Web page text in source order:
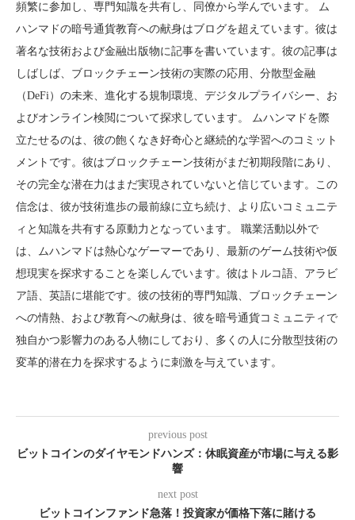
頻繁に参加し、専門知識を共有し、同僚から学んでいます。 ム
ハンマドの暗号通貨教育への献身はブログを超えています。彼は
著名な技術および金融出版物に記事を書いています。彼の記事は
しばしば、ブロックチェーン技術の実際の応用、分散型金融
（DeFi）の未来、進化する規制環境、デジタルプライバシー、お
よびオンライン検閲について探求しています。 ムハンマドを際
立たせるのは、彼の飽くなき好奇心と継続的な学習へのコミット
メントです。彼はブロックチェーン技術がまだ初期段階にあり、
その完全な潜在力はまだ実現されていないと信じています。この
信念は、彼が技術進歩の最前線に立ち続け、より広いコミュニテ
ィと知識を共有する原動力となっています。 職業活動以外で
は、ムハンマドは熱心なゲーマーであり、最新のゲーム技術や仮
想現実を探求することを楽しんでいます。彼はトルコ語、アラビ
ア語、英語に堪能です。彼の技術的専門知識、ブロックチェーン
への情熱、および教育への献身は、彼を暗号通貨コミュニティで
独自かつ影響力のある人物にしており、多くの人に分散型技術の
変革的潜在力を探求するように刺激を与えています。
previous post
ビットコインのダイヤモンドハンズ：休眠資産が市場に与える影
響
next post
ビットコインファンド急落！投資家が価格下落に賭ける